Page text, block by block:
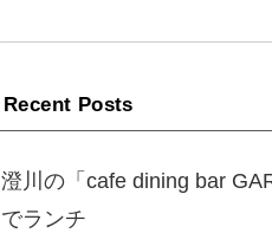
Recent Posts
澄川の「cafe dining bar
でランチ